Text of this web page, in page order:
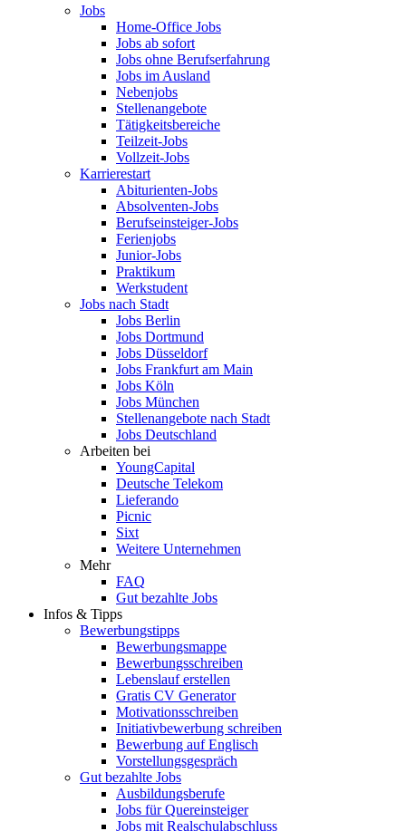
Jobs
Home-Office Jobs
Jobs ab sofort
Jobs ohne Berufserfahrung
Jobs im Ausland
Nebenjobs
Stellenangebote
Tätigkeitsbereiche
Teilzeit-Jobs
Vollzeit-Jobs
Karrierestart
Abiturienten-Jobs
Absolventen-Jobs
Berufseinsteiger-Jobs
Ferienjobs
Junior-Jobs
Praktikum
Werkstudent
Jobs nach Stadt
Jobs Berlin
Jobs Dortmund
Jobs Düsseldorf
Jobs Frankfurt am Main
Jobs Köln
Jobs München
Stellenangebote nach Stadt
Jobs Deutschland
Arbeiten bei
YoungCapital
Deutsche Telekom
Lieferando
Picnic
Sixt
Weitere Unternehmen
Mehr
FAQ
Gut bezahlte Jobs
Infos & Tipps
Bewerbungstipps
Bewerbungsmappe
Bewerbungsschreiben
Lebenslauf erstellen
Gratis CV Generator
Motivationsschreiben
Initiativbewerbung schreiben
Bewerbung auf Englisch
Vorstellungsgespräch
Gut bezahlte Jobs
Ausbildungsberufe
Jobs für Quereinsteiger
Jobs mit Realschulabschluss